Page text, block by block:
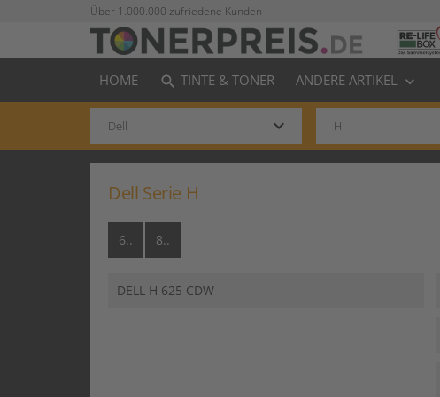
Über 1.000.000 zufriedene Kunden
HOME search TINTE & TONER ANDERE ARTIKEL keyboard_arrow_down
keyboard_arrow_down
Dell Serie H
6.. 8..
DELL H 625 CDW